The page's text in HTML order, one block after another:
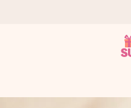
– damit du es genau